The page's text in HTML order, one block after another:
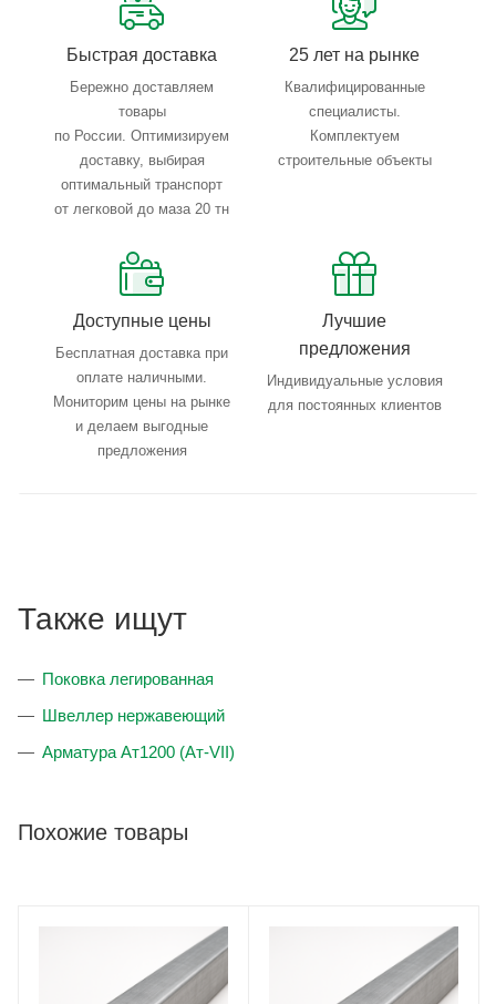
Быстрая доставка
Бережно доставляем
товары
по России. Оптимизируем
доставку, выбирая
оптимальный транспорт
от легковой до маза 20 тн
25 лет на рынке
Квалифицированные
специалисты.
Комплектуем
строительные объекты
Доступные цены
Бесплатная доставка при
оплате наличными.
Мониторим цены на рынке
и делаем выгодные
предложения
Лучшие
предложения
Индивидуальные условия
для постоянных клиентов
Также ищут
Поковка легированная
Швеллер нержавеющий
Арматура Ат1200 (Ат-VII)
Похожие товары